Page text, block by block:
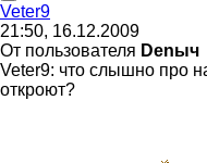
Veter9
21:50, 16.12.2009
От пользователя Denыч
Veter9: что слышно про
откроют?